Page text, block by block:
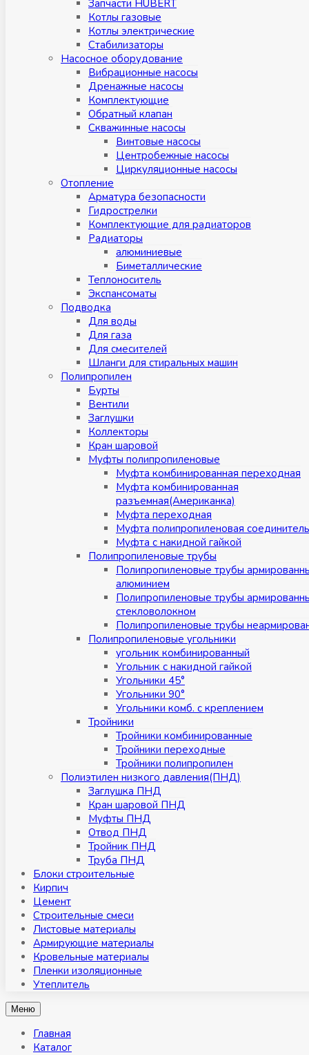
Запчасти HUBERT
Котлы газовые
Котлы электрические
Стабилизаторы
Насосное оборудование
Вибрационные насосы
Дренажные насосы
Комплектующие
Обратный клапан
Скважинные насосы
Винтовые насосы
Центробежные насосы
Циркуляционные насосы
Отопление
Арматура безопасности
Гидрострелки
Комплектующие для радиаторов
Радиаторы
алюминиевые
Биметаллические
Теплоноситель
Экспансоматы
Подводка
Для воды
Для газа
Для смесителей
Шланги для стиральных машин
Полипропилен
Бурты
Вентили
Заглушки
Коллекторы
Кран шаровой
Муфты полипропиленовые
Муфта комбинированная переходная
Муфта комбинированная
разъемная(Американка)
Муфта переходная
Муфта полипропиленовая
Муфта с накидной гайкой
Полипропиленовые трубы
Полипропиленовые трубы
алюминием
Полипропиленовые трубы
стекловолокном
Полипропиленовые трубы
Полипропиленовые угольники
угольник комбинированный
Угольник с накидной гайкой
Угольники 45°
Угольники 90°
Угольники комб. с креплением
Тройники
Тройники комбинированные
Тройники переходные
Тройники полипропилен
Полиэтилен низкого давления(ПНД)
Заглушка ПНД
Кран шаровой ПНД
Муфты ПНД
Отвод ПНД
Тройник ПНД
Труба ПНД
Блоки строительные
Кирпич
Цемент
Строительные смеси
Листовые материалы
Армирующие материалы
Кровельные материалы
Пленки изоляционные
Утеплитель
Меню
Главная
Каталог